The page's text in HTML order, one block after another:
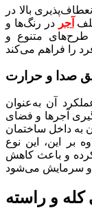
بالا در
آجر در رنگ‌ها و
طرح‌های متنوع و
صدا و حرارت
آن به‌عنوان
آجرها و فضای
به داخل ساختمان
بر این، این نوع
و باعث کاهش
و راسته